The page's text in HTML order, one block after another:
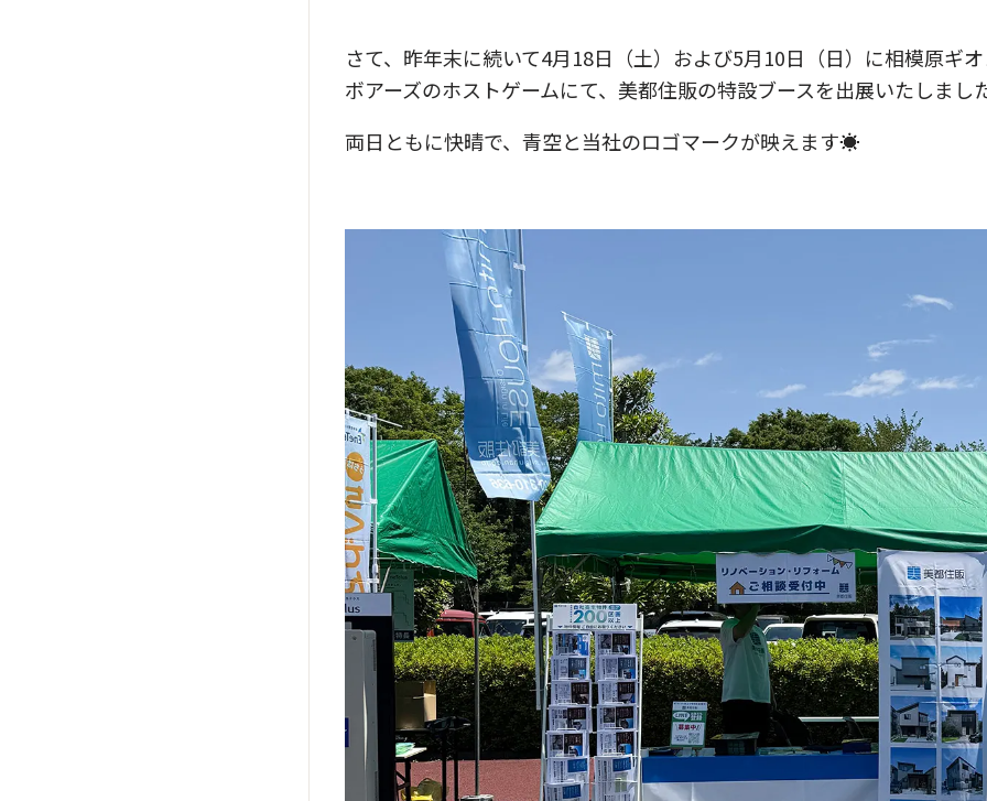
さて、昨年末に続いて4月18日（土）および5月10日（日）に相模原ギ
ボアーズのホストゲームにて、美都住販の特設ブースを出展いたしまし
両日ともに快晴で、青空と当社のロゴマークが映えます☀